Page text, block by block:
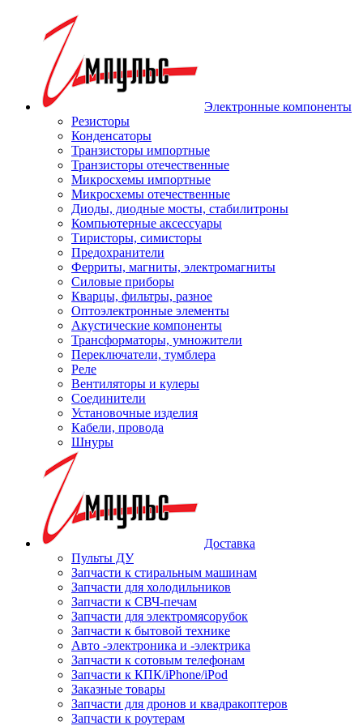
Электронные компоненты
Резисторы
Конденсаторы
Транзисторы импортные
Транзисторы отечественные
Микросхемы импортные
Микросхемы отечественные
Диоды, диодные мосты, стабилитроны
Компьютерные аксессуары
Тиристоры, симисторы
Предохранители
Ферриты, магниты, электромагниты
Силовые приборы
Кварцы, фильтры, разное
Оптоэлектронные элементы
Акустические компоненты
Трансформаторы, умножители
Переключатели, тумблера
Реле
Вентиляторы и кулеры
Соединители
Установочные изделия
Кабели, провода
Шнуры
Доставка
Пульты ДУ
Запчасти к стиральным машинам
Запчасти для холодильников
Запчасти к СВЧ-печам
Запчасти для электромясорубок
Запчасти к бытовой технике
Авто -электроника и -электрика
Запчасти к сотовым телефонам
Запчасти к КПК/iPhone/iPod
Заказные товары
Запчасти для дронов и квадракоптеров
Запчасти к роутерам